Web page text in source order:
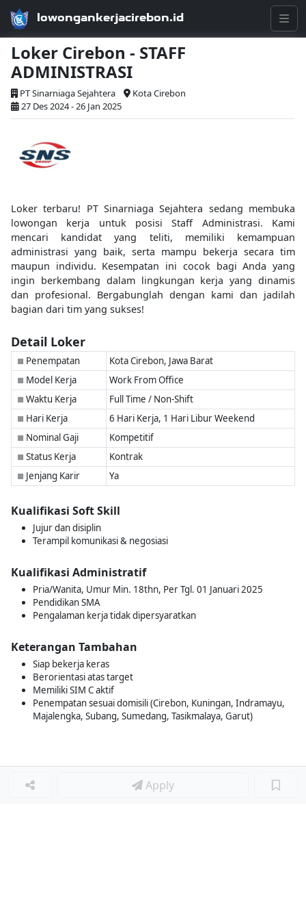
lowongankerjacirebon.id
Loker Cirebon - STAFF
ADMINISTRASI
PT Sinarniaga Sejahtera
Kota Cirebon
27 Des 2024 - 26 Jan 2025
Loker terbaru! PT Sinarniaga Sejahtera sedang membuka
lowongan kerja untuk posisi Staff Administrasi. Kami
mencari kandidat yang teliti, memiliki kemampuan
administrasi yang baik, serta mampu bekerja secara tim
maupun individu. Kesempatan ini cocok bagi Anda yang
ingin berkembang dalam lingkungan kerja yang dinamis
dan profesional. Bergabunglah dengan kami dan jadilah
bagian dari tim yang sukses!
Detail Loker
■ Penempatan Kota Cirebon, Jawa Barat
■ Model Kerja Work From Office
■ Waktu Kerja Full Time / Non-Shift
■ Hari Kerja 6 Hari Kerja, 1 Hari Libur Weekend
■ Nominal Gaji Kompetitif
■ Status Kerja Kontrak
■ Jenjang Karir Ya
Kualifikasi Soft Skill
Jujur dan disiplin
Terampil komunikasi & negosiasi
Kualifikasi Administratif
Pria/Wanita, Umur Min. 18thn, Per Tgl. 01 Januari 2025
Pendidikan SMA
Pengalaman kerja tidak dipersyaratkan
Keterangan Tambahan
Siap bekerja keras
Berorientasi atas target
Memiliki SIM C aktif
Penempatan sesuai domisili (Cirebon, Kuningan, Indramayu,
Majalengka, Subang, Sumedang, Tasikmalaya, Garut)
Apply